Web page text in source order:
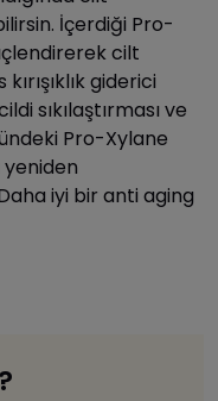
İçerdiği Pro-
cilt
giderici
sıkılaştırması ve
Pro-Xylane
yeniden
iyi bir anti aging